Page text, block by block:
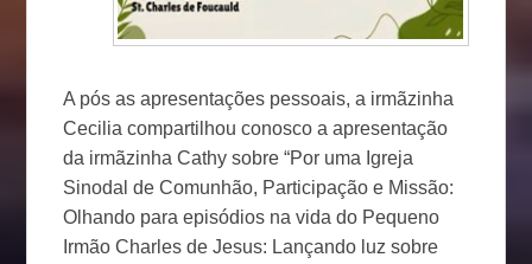
A pós as apresentações pessoais, a irmãzinha
Cecilia compartilhou conosco a apresentação
da irmãzinha Cathy sobre “Por uma Igreja
Sinodal de Comunhão, Participação e Missão:
Olhando para episódios na vida do Pequeno
Irmão Charles de Jesus: Lançando luz sobre